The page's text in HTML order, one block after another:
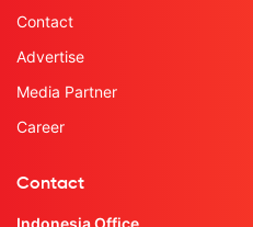
Contact
Advertise
Media Partner
Career
Contact
Indonesia Office